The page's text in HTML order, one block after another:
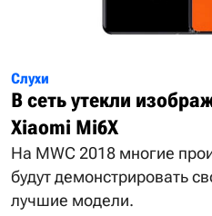
Слухи
В сеть утекли
Xiaomi Mi6X
На MWC 2018 многие
будут демонстрировать
лучшие модели.